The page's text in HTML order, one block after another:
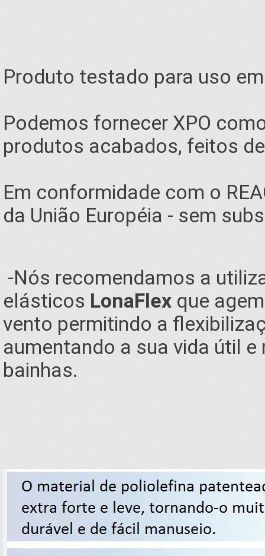
Produto testado para uso
Podemos fornecer XPO
produtos acabados, feitos
Em conformidade com o
da União Européia - sem
-Nós recomendamos a
elásticos LonaFlex que
vento permitindo a
aumentando a sua vida útil
bainhas.